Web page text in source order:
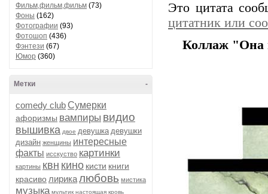
Фильм,фильм,фильм (73)
Фоны (162)
Фотографии (93)
Фотошоп (436)
Фэнтези (67)
Юмор (360)
-
Метки
comedy clubСумерки
афоризмы вампиры видио
вышивка двое девушка девушки
дизайн женщины интересные
факты исскуство картинки
картины квн кино кисти книги
красиво лирикалюбовь мистика
музыка мультик настоящая кровь
Это цитата
цитатник или
Коллаж "Она